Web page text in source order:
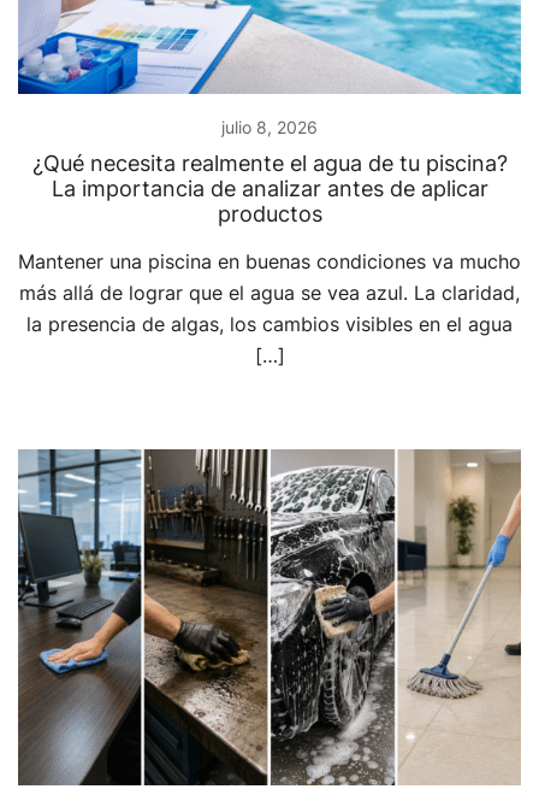
julio 8, 2026
¿Qué necesita realmente el agua de tu piscina?
La importancia de analizar antes de aplicar
productos
Mantener una piscina en buenas condiciones va mucho
más allá de lograr que el agua se vea azul. La claridad,
la presencia de algas, los cambios visibles en el agua
[…]